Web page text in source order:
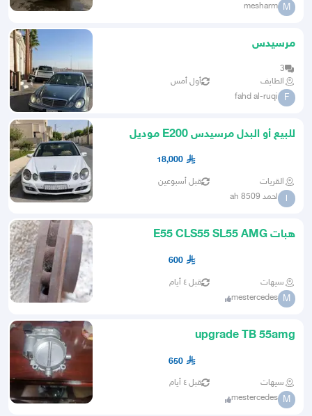
M
mesharm
مرسيدس
3
الطايف
أول أمس
F
fahd al-ruqi
للبيع أو البدل مرسيدس E200 موديل
18,000
القريات قبل أسبوعين
ا احمد ah 8509
هبات E55 CLS55 SL55 AMG
600
سيهات قبل ٤ أيام
M
mestercedes
upgrade TB 55amg
650
سيهات قبل ٤ أيام
M
mestercedes